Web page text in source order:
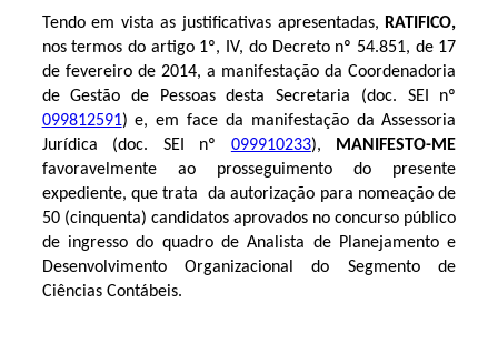
Tendo em vista as justificativas apresentadas, RATIFICO,
nos termos do artigo 1º, IV, do Decreto nº 54.851, de 17
de fevereiro de 2014, a manifestação da Coordenadoria
de Gestão de Pessoas desta Secretaria (doc. SEI nº
099812591) e, em face da manifestação da Assessoria
Jurídica (doc. SEI nº 099910233), MANIFESTO-ME
favoravelmente ao prosseguimento do presente
expediente, que trata
da autorização para nomeação de
50 (cinquenta) candidatos aprovados no concurso público
de ingresso do quadro de Analista de Planejamento e
Desenvolvimento Organizacional do Segmento de
Ciências Contábeis.